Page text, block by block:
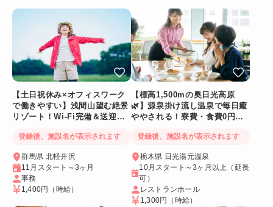
【土日祝休み×オフィスワーク
で働きやすい】浅間山望む絶景
リゾート！Wi-Fi完備＆送迎バ
登録後、施設名が表示されます
群馬県 北軽井沢
11月スタート～3ヶ月
事務
1,400円
（時給）
【標高1,500mの奥日光高原
🌿】源泉掛け流し温泉で毎日癒
ややされる！寮費・食費0円！
登録後、施設名が表示されます
栃木県 日光湯元温泉
10月スタート～3ヶ月以上（延長
可）
レストランホール
1,300円
（時給）